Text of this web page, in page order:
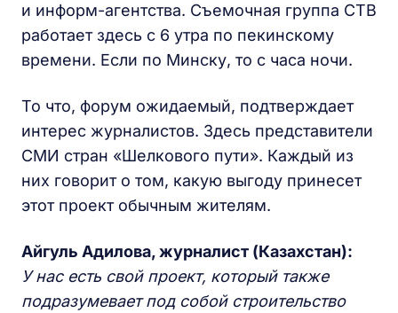
и информ-агентства. Съемочная группа СТВ
работает здесь с 6 утра по пекинскому
времени. Если по Минску, то с часа ночи.
То что, форум ожидаемый, подтверждает
интерес журналистов. Здесь представители
СМИ стран «Шелкового пути». Каждый из
них говорит о том, какую выгоду принесет
этот проект обычным жителям.
Айгуль Адилова, журналист (Казахстан):
У нас есть свой проект, который также
подразумевает под собой строительство